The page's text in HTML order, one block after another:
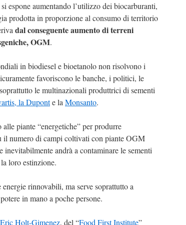
espone aumentando l’utilizzo dei biocarburanti,
prodotta in proporzione al consumo di territorio
dal conseguente aumento di terreni
OGM.
in biodiesel e bioetanolo non risolvono i
favoriscono le banche, i politici, le
le multinazionali produttrici di sementi
la Duponte la Monsanto.
piante “energetiche” per produrre
il numero di campi coltivati con piante OGM
andrà a contaminare le sementi
loro estinzione.
rinnovabili, ma serve soprattutto a
in mano a poche persone.
Eric Holt-Gimenez, del “Food First Institute”